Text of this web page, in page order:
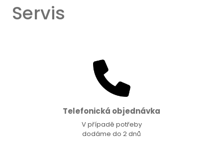
Servis
Telefonická objednávka
V případě potřeby
dodáme do 2 dnů